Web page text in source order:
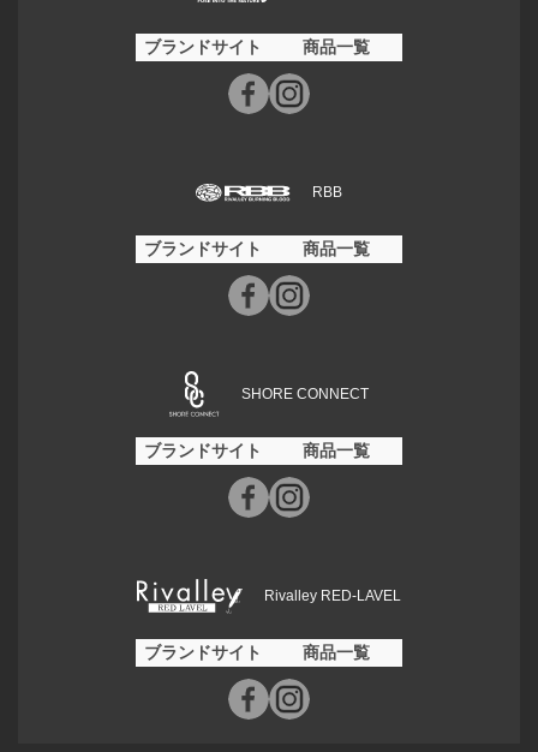
ブランドサイト 商品一覧
RBB
ブランドサイト 商品一覧
SHORE CONNECT
ブランドサイト 商品一覧
Rivalley RED-LAVEL
ブランドサイト 商品一覧